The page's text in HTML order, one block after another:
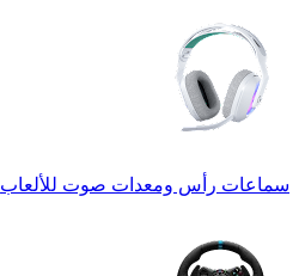
سماعات رأس ومعدات صوت للألعاب